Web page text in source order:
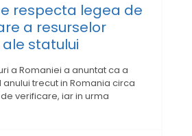
respecta legea de
a resurselor
statului
a Romaniei a anuntat ca a
trecut in Romania circa
verificare, iar in urma